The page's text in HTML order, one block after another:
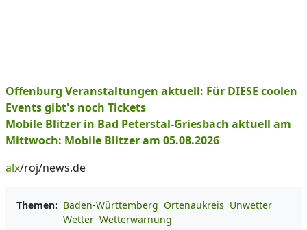
Offenburg Veranstaltungen aktuell: Für DIESE coolen
Events gibt's noch Tickets
Mobile Blitzer in Bad Peterstal-Griesbach aktuell am
Mittwoch: Mobile Blitzer am 05.08.2026
alx/roj/news.de
Themen: Baden-Württemberg Ortenaukreis Unwetter
Wetter Wetterwarnung